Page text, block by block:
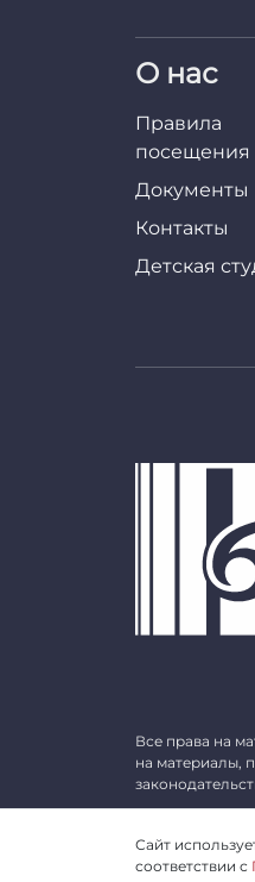
О нас
Правила
посещения
Документы
Контакты
Детская
Все права на
на материалы,
Сайт
соответствии с